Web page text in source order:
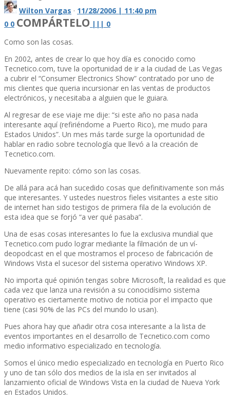
Wilton Vargas · 11/28/2006 | 11:40 pm
0 0 COMPÁRTELO | | | 0
Como son las cosas.
En 2002, antes de crear lo que hoy dí­a es conocido como
Tecnetico.com, tuve la oportunidad de ir a la ciudad de Las Vegas
a cubrir el “Consumer Electronics Show” contratado por uno de
mis clientes que queria incursionar en las ventas de productos
electrónicos, y necesitaba a alguien que le guiara.
Al regresar de ese viaje me dije: “si este año no pasa nada
interesante aquí­ (refiriéndome a Puerto Rico), me mudo para
Estados Unidos”. Un mes más tarde surge la oportunidad de
hablar en radio sobre tecnologí­a que llevó a la creación de
Tecnetico.com.
Nuevamente repito: cómo son las cosas.
De allá para acá han sucedido cosas que definitivamente son más
que interesantes. Y ustedes nuestros fieles visitantes a este sitio
de internet han sido testigos de primera fila de la evolución de
esta idea que se forjó “a ver qué pasaba”.
Una de esas cosas interesantes lo fue la exclusiva mundial que
Tecnetico.com pudo lograr mediante la filmación de un ví­
deopodcast en el que mostramos el proceso de fabricación de
Windows Vista el sucesor del sistema operativo Windows XP.
No importa qué opinión tengas sobre Microsoft, la realidad es que
cada vez que lanza una revisión a su conocidí­simo sistema
operativo es ciertamente motivo de noticia por el impacto que
tiene (casi 90% de las PCs del mundo lo usan).
Pues ahora hay que añadir otra cosa interesante a la lista de
eventos importantes en el desarrollo de Tecnetico.com como
medio informativo especializado en tecnologí­a.
Somos el único medio especializado en tecnologí­a en Puerto Rico
y uno de tan sólo dos medios de la isla en ser invitados al
lanzamiento oficial de Windows Vista en la ciudad de Nueva York
en Estados Unidos.